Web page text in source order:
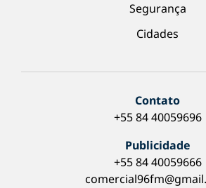
Segurança
Cidades
Contato
+55 84 40059696
Publicidade
+55 84 40059666